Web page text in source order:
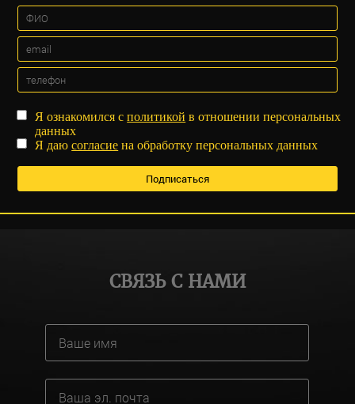
Я ознакомился сполитикой в отношении персональных
данных
Я даюсогласие на обработку персональных данных
СВЯЗЬ С НАМИ